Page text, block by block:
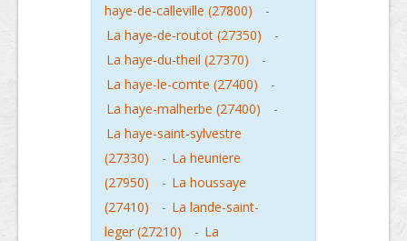
haye-de-calleville (27800)
-
La haye-de-routot (27350)
-
La haye-du-theil (27370)
-
La haye-le-comte (27400)
-
La haye-malherbe (27400)
-
La haye-saint-sylvestre
(27330)
- La heuniere
(27950)
- La houssaye
(27410)
- La lande-saint-
leger (27210)
- La